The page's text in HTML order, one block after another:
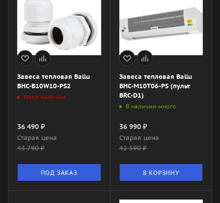
Завеса тепловая Ballu
BHC-B10W10-PS2
Нет в наличии
36 490 ₽
Старая цена
43 790₽
ПОД ЗАКАЗ
Завеса тепловая Ballu
BHC-M10T06-PS (пульт
BRC-D1)
В наличии много
36 990₽
Старая цена
42 590₽
В КОРЗИНУ